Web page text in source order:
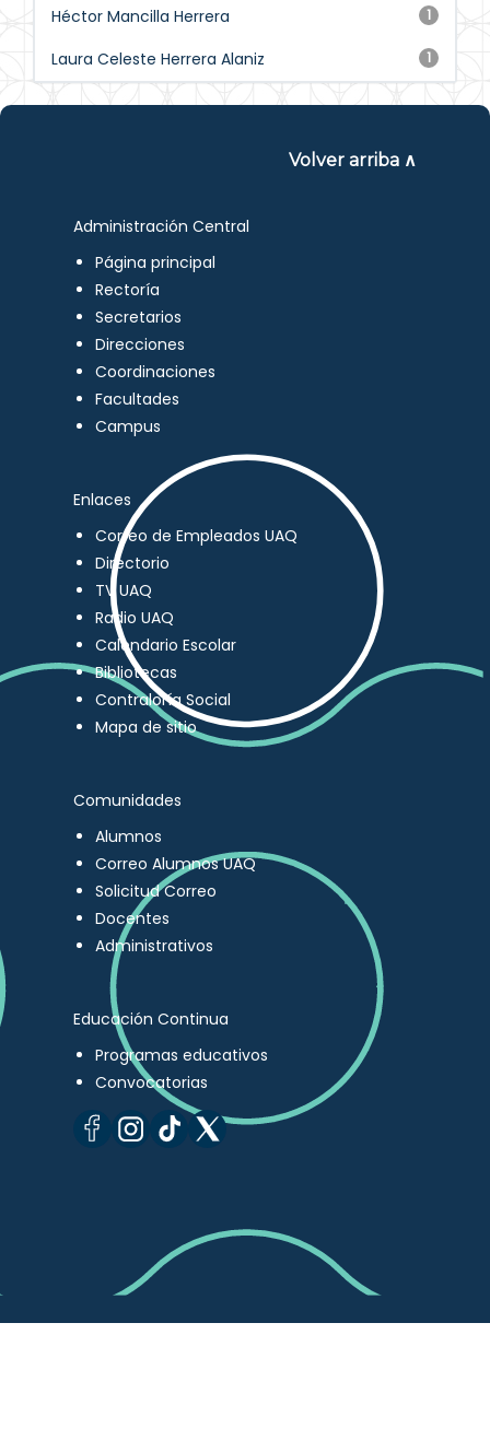
1
Héctor Mancilla Herrera
1
Laura Celeste Herrera Alaniz
Volver arriba ∧
Administración Central
Página principal
Rectoría
Secretarios
Direcciones
Coordinaciones
Facultades
Campus
Enlaces
Correo de Empleados UAQ
Directorio
TV UAQ
Radio UAQ
Calendario Escolar
Bibliotecas
Contraloría Social
Mapa de sitio
Comunidades
Alumnos
Correo Alumnos UAQ
Solicitud Correo
Docentes
Administrativos
Educación Continua
Programas educativos
Convocatorias